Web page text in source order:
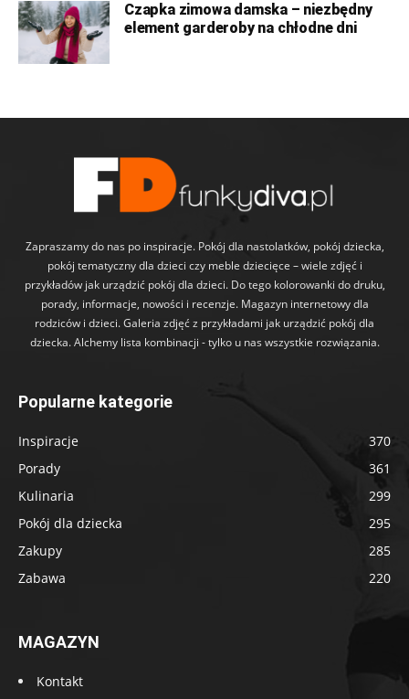
Czapka zimowa damska – niezbędny
element garderoby na chłodne dni
Zapraszamy do nas po inspiracje. Pokój dla nastolatków, pokój dziecka,
pokój tematyczny dla dzieci czy meble dziecięce – wiele zdjęć i
przykładów jak urządzić pokój dla dzieci. Do tego kolorowanki do druku,
porady, informacje, nowości i recenzje. Magazyn internetowy dla
rodziców i dzieci. Galeria zdjęć z przykładami jak urządzić pokój dla
dziecka. Alchemy lista kombinacji - tylko u nas wszystkie rozwiązania.
Popularne kategorie
Inspiracje
370
Porady
361
Kulinaria
299
Pokój dla dziecka
295
Zakupy
285
Zabawa
220
MAGAZYN
Kontakt